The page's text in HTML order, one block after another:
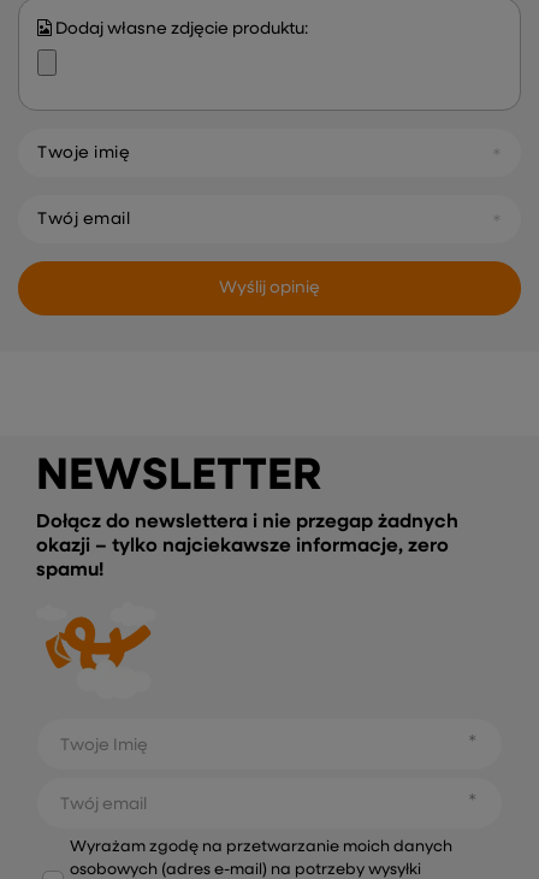
Dodaj własne zdjęcie produktu:
Twoje imię
Twój email
Wyślij opinię
NEWSLETTER
Dołącz do newslettera i nie przegap żadnych
okazji – tylko najciekawsze informacje, zero
spamu!
Twoje Imię
Twój email
Wyrażam zgodę na przetwarzanie moich danych
osobowych (adres e-mail) na potrzeby wysyłki